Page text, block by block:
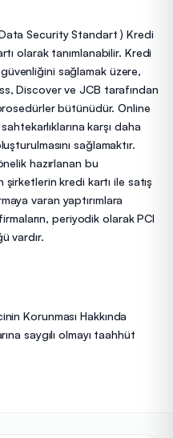
Security Standart ) Kredi
olarak tanımlanabilir. Kredi
sağlamak üzere,
Discover ve JCB tarafından
bütünüdür. Online
karşı daha
sağlamaktır.
hazırlanan bu
kredi kartı ile satış
varan yaptırımlara
periyodik olarak PCI
vardır.
Korunması Hakkında
saygılı olmayı taahhüt